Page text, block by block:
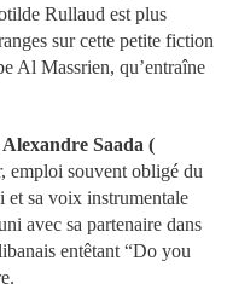
Rullaud est plus
sur cette petite fiction
Al Massrien, qu’entraîne
Alexandre Saada (
emploi souvent obligé du
et sa voix instrumentale
avec sa partenaire dans
entêtant “Do you